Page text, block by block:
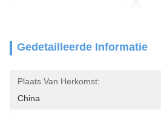
Gedetailleerde Informatie
Plaats Van Herkomst:
China